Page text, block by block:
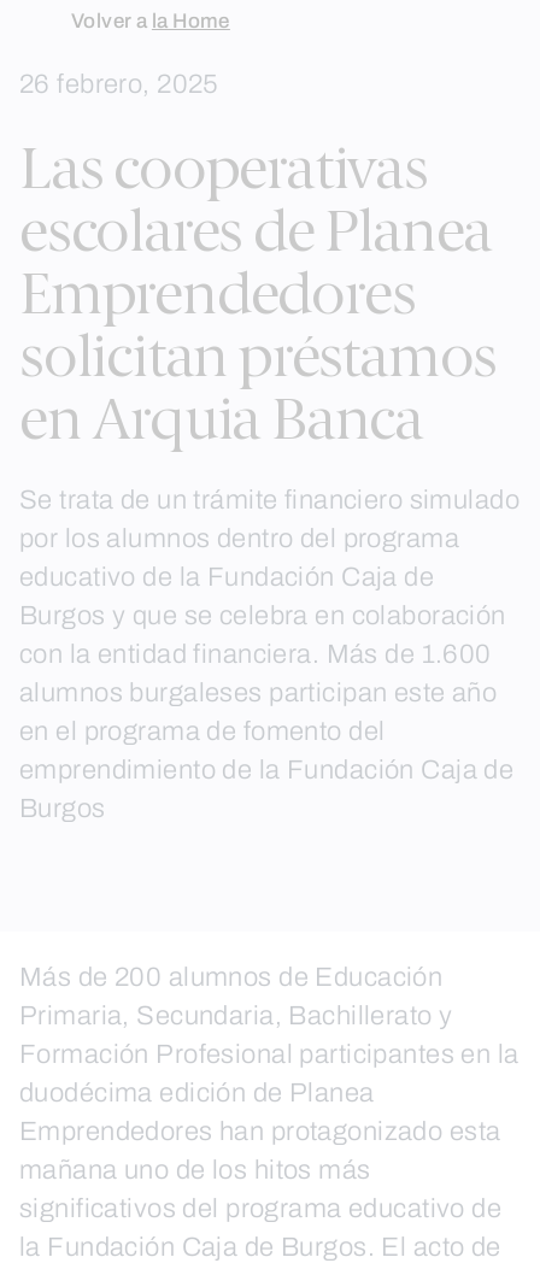
content
Volver a la Home
26 febrero, 2025
Las cooperativas
escolares de Planea
Emprendedores
solicitan préstamos
en Arquia Banca
Se trata de un trámite financiero simulado
por los alumnos dentro del programa
educativo de la Fundación Caja de
Burgos y que se celebra en colaboración
con la entidad financiera. Más de 1.600
alumnos burgaleses participan este año
en el programa de fomento del
emprendimiento de la Fundación Caja de
Burgos
Más de 200 alumnos de Educación
Primaria, Secundaria, Bachillerato y
Formación Profesional participantes en la
duodécima edición de Planea
Emprendedores han protagonizado esta
mañana uno de los hitos más
significativos del programa educativo de
la Fundación Caja de Burgos. El acto de